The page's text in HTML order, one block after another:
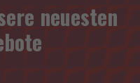
neuesten